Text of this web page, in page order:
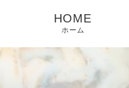
HOME
ホーム